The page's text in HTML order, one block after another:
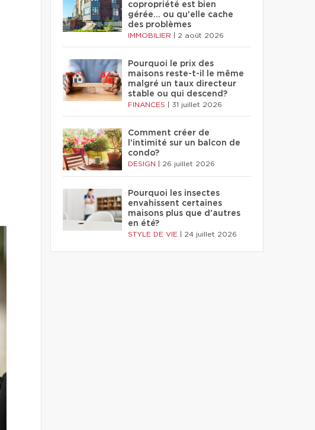
copropriété est bien
gérée… ou qu'elle cache
des problèmes
IMMOBILIER 2 août 2026
Pourquoi le prix des
maisons reste-t-il le même
malgré un taux directeur
stable ou qui descend?
FINANCES 31 juillet 2026
Comment créer de
l'intimité sur un balcon de
condo?
DESIGN 26 juillet 2026
Pourquoi les insectes
envahissent certaines
maisons plus que d'autres
en été?
STYLE DE VIE 24 juillet 2026